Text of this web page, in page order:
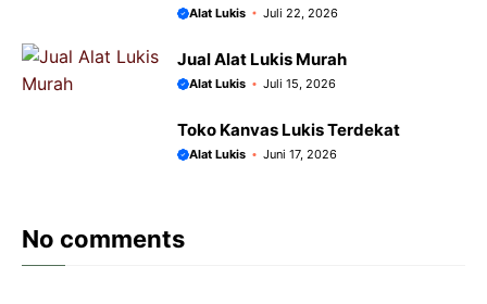
Alat Lukis Juli 22, 2026
Jual Alat Lukis Murah
Alat Lukis Juli 15, 2026
Toko Kanvas Lukis Terdekat
Alat Lukis Juni 17, 2026
No comments